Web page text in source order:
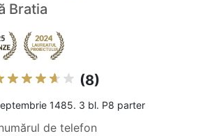
Bratia
(8)
1485. 3 bl. P8 parter
de telefon